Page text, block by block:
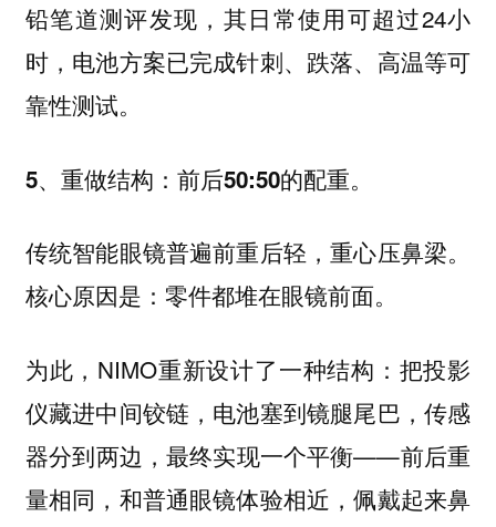
铅笔道测评发现，其日常使用可超过24小
时，电池方案已完成针刺、跌落、高温等可
靠性测试。
5、重做结构：前后50:50的配重。
传统智能眼镜普遍前重后轻，重心压鼻梁。
核心原因是：零件都堆在眼镜前面。
为此，NIMO重新设计了一种结构：把投影
仪藏进中间铰链，电池塞到镜腿尾巴，传感
器分到两边，最终实现一个平衡——前后重
量相同，和普通眼镜体验相近，佩戴起来鼻